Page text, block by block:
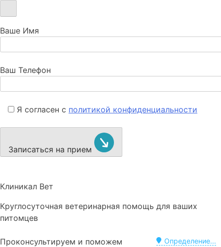
Ваше Имя
Ваш Телефон
Я согласен с политикой конфиденциальности
Записаться на прием
Клиникал Вет
Круглосуточная ветеринарная помощь для ваших
питомцев
Определение...
Проконсультируем и поможем